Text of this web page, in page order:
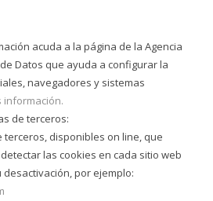
acuda a la página de la Agencia
Datos que ayuda a configurar la
navegadores y sistemas
información.
de terceros:
disponibles on line, que
las cookies en cada sitio web
por ejemplo: